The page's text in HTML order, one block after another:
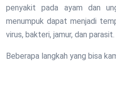
penyakit pada ayam dan
menumpuk dapat menjadi
virus, bakteri, jamur, dan parasit.
Beberapa langkah yang bisa